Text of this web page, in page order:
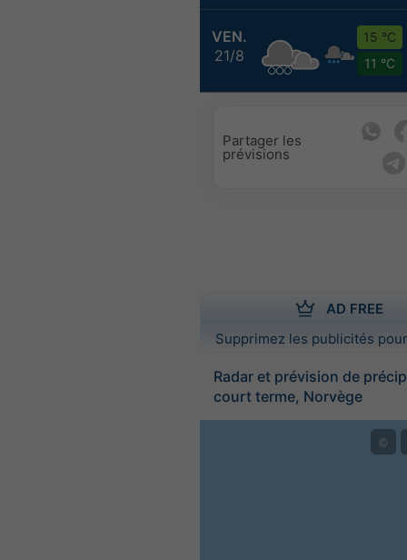
VEN.
21/8
15 °C
11 °C
Partager les
prévisions
AD FREE
Supprimez les publicités
Radar et prévision de
court terme, Norvège
©